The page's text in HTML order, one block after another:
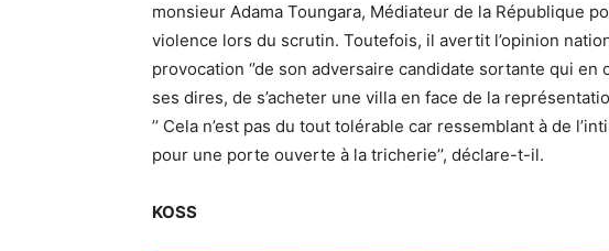
monsieur Adama Toungara, Médiateur de la République
violence lors du scrutin. Toutefois, il avertit l’opinion
provocation ‘’de son adversaire candidate sortante qui
ses dires, de s’acheter une villa en face de la
’’ Cela n’est pas du tout tolérable car ressemblant à de
pour une porte ouverte à la tricherie’’, déclare-t-il.
KOSS